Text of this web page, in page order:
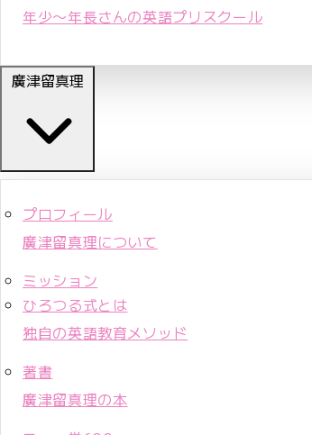
年少〜年長さんの英語プリスクール
廣津留真理
プロフィール
廣津留真理について
ミッション
ひろつる式とは
独自の英語教育メソッド
著書
廣津留真理の本